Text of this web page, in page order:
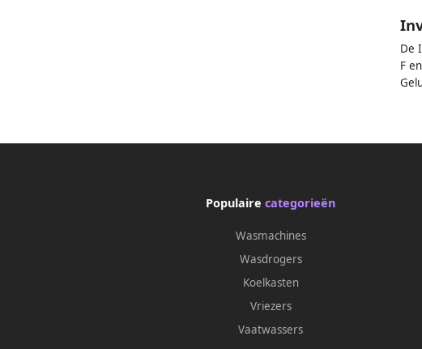
De
F
Populaire categorieën
Wasmachines
Wasdrogers
Koelkasten
Vriezers
Vaatwassers